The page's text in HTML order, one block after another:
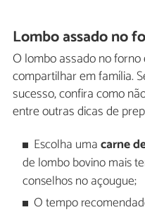
Lombo assado no
O lombo assado no
compartilhar em família.
sucesso, confira como
entre outras dicas de
Escolha umacarne
de lombo bovino mais
conselhos no açougue;
O tempo